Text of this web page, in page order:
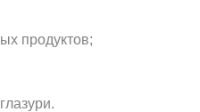
продуктов;